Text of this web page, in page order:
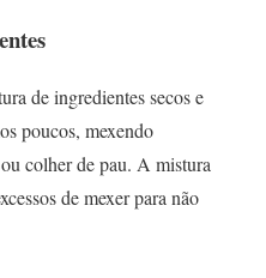
de ingredientes secos e
poucos, mexendo
colher de pau. A mistura
de mexer para não